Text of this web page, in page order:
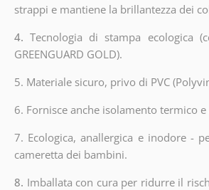
strappi e mantiene la brillantezza dei
4.Tecnologia di stampa ecologica
GREENGUARD GOLD).
5. Materiale sicuro, privo di PVC
6. Fornisce anche isolamento termico e
7. Ecologica, anallergica e inodore -
cameretta dei bambini.
8. Imballata con cura per ridurre il